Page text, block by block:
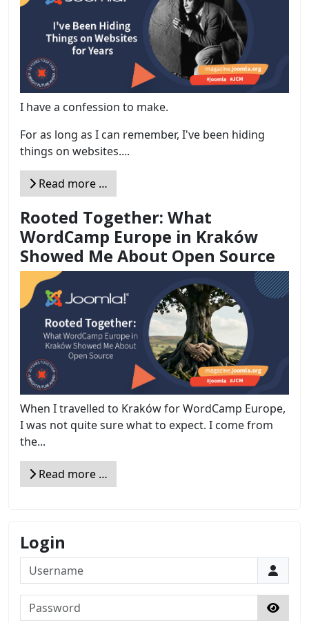
I have a confession to make.
For as long as I can remember, I've been hiding
things on websites....
Read more …
Rooted Together: What
WordCamp Europe in Kraków
Showed Me About Open Source
When I travelled to Kraków for WordCamp Europe,
I was not quite sure what to expect. I come from
the...
Read more …
Login
Username
Password